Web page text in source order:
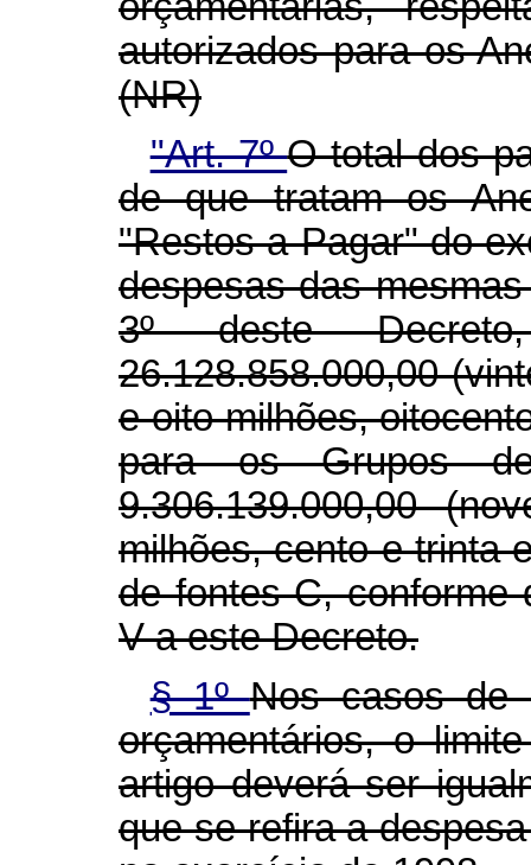
autorizados para os
(NR)
"Art. 7ºO total dos
de que tratam os
"Restos a Pagar" do
despesas das
3º deste
26.128.858.000,00
e oito milhões,
para os Grupos
9.306.139.000,00
milhões, cento e trinta
de fontes C, conforme
V a este Decreto.
§ 1ºNos casos de
orçamentários, o
artigo deverá ser
que se refira a